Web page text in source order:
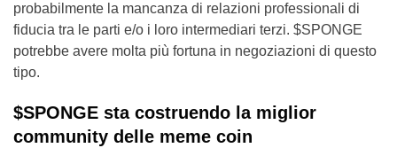
probabilmente la mancanza di relazioni professionali di
fiducia tra le parti e/o i loro intermediari terzi. $SPONGE
potrebbe avere molta più fortuna in negoziazioni di questo
tipo.
$SPONGE sta costruendo la miglior
community delle meme coin